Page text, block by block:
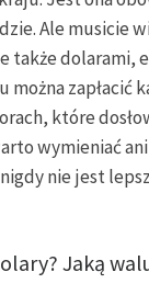
Ale musicie
także dolarami,
można zapłacić
które
wymieniać
nie jest
Jaką